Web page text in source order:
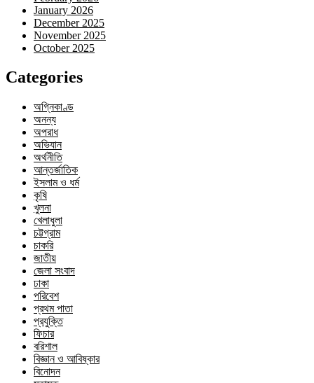
January 2026
December 2025
November 2025
October 2025
Categories
অগ্নিকাণ্ড
অনন্য
অপরাধ
অভিযান
অর্থনীতি
আন্তর্জাতিক
ইসলাম ও ধর্ম
কৃষি
খুলনা
খেলাধুলা
চট্টগ্রাম
চাকরি
জাতীয়
জেলা সংবাদ
ঢাকা
পরিবেশ
প্রথম পাতা
প্রযুক্তি
ফিচার
বরিশাল
বিজ্ঞান ও আবিষ্কার
বিনোদন